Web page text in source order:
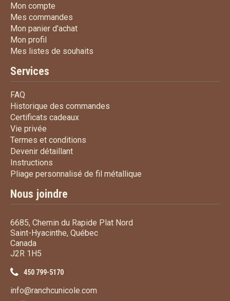
Mon compte
Mes commandes
Mon panier d'achatMon panier d'achat
Mon profil
Mes listes de souhaits
Services
FAQ
Historique des commandes
Certificats cadeauxCertificats cadeaux
Vie privée
Termes et conditions
Devenir détaillantDevenir détaillant
Instructions
Pliage personnalisé de fil métallique
Nous joindre
6685, Chemin du Rapide Plat Nord
Saint-Hyacinthe, Québec
Canada
J2R 1H5
450 799-5170
info@ranchcunicole.com